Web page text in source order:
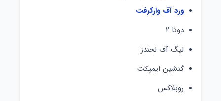
ورد آف وارکرفت
دوتا ۲
لیگ آف لجندز
گنشین ایمپکت
روبلاکس